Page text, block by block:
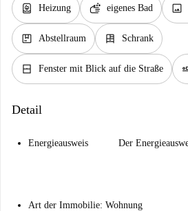
water_heater Heizung soap eigenes Bad image
package Abstellraum dresser Schrank
window_closed Fenster mit Blick auf die Straße
Detail
Energieausweis
Der
Art der Immobilie: Wohnung